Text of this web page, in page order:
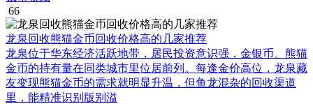
66
龙泉回收熊猫金币回收价格高的几家推荐
龙泉位于华东经济活跃地带，居民投资意识强，金银币、熊猫
金币的持有量在同类城市里位居前列。每逢金价高位，龙泉藏
友变现熊猫金币的需求就明显升温，但鱼龙混杂的回收渠道
里，能精准识别版别溢